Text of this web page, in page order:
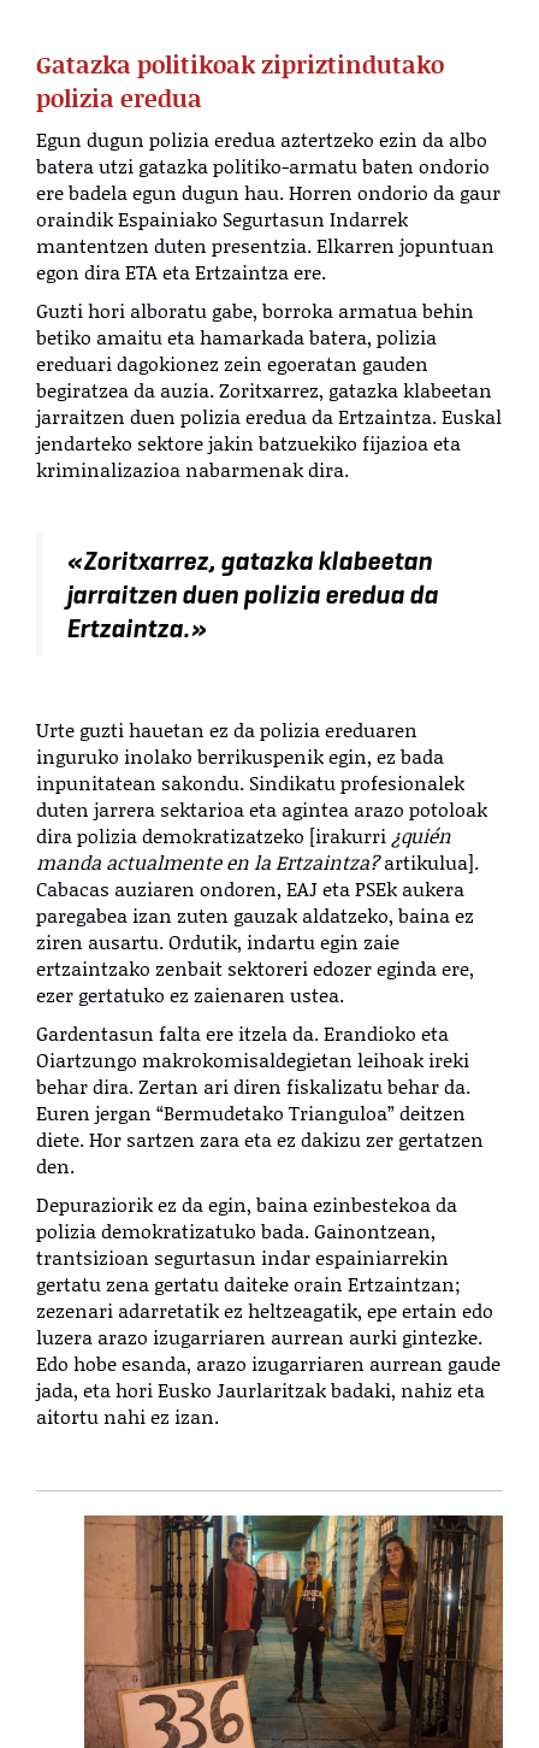
Gatazka politikoak zipriztindutako
polizia eredua
Egun dugun polizia eredua aztertzeko ezin da albo
batera utzi gatazka politiko-armatu baten ondorio
ere badela egun dugun hau. Horren ondorio da gaur
oraindik Espainiako Segurtasun Indarrek
mantentzen duten presentzia. Elkarren jopuntuan
egon dira ETA eta Ertzaintza ere.
Guzti hori alboratu gabe, borroka armatua behin
betiko amaitu eta hamarkada batera, polizia
ereduari dagokionez zein egoeratan gauden
begiratzea da auzia. Zoritxarrez, gatazka klabeetan
jarraitzen duen polizia eredua da Ertzaintza. Euskal
jendarteko sektore jakin batzuekiko fijazioa eta
kriminalizazioa nabarmenak dira.
«Zoritxarrez, gatazka klabeetan
jarraitzen duen polizia eredua da
Ertzaintza.»
Urte guzti hauetan ez da polizia ereduaren
inguruko inolako berrikuspenik egin, ez bada
inpunitatean sakondu. Sindikatu profesionalek
duten jarrera sektarioa eta agintea arazo potoloak
dira polizia demokratizatzeko [irakurri ¿quién
manda actualmente en la Ertzaintza?artikulua].
Cabacas auziaren ondoren, EAJ eta PSEk aukera
paregabea izan zuten gauzak aldatzeko, baina ez
ziren ausartu. Ordutik, indartu egin zaie
ertzaintzako zenbait sektoreri edozer eginda ere,
ezer gertatuko ez zaienaren ustea.
Gardentasun falta ere itzela da. Erandioko eta
Oiartzungo makrokomisaldegietan leihoak ireki
behar dira. Zertan ari diren fiskalizatu behar da.
Euren jergan “Bermudetako Trianguloa” deitzen
diete. Hor sartzen zara eta ez dakizu zer gertatzen
den.
Depuraziorik ez da egin, baina ezinbestekoa da
polizia demokratizatuko bada. Gainontzean,
trantsizioan segurtasun indar espainiarrekin
gertatu zena gertatu daiteke orain Ertzaintzan;
zezenari adarretatik ez heltzeagatik, epe ertain edo
luzera arazo izugarriaren aurrean aurki gintezke.
Edo hobe esanda, arazo izugarriaren aurrean gaude
jada, eta hori Eusko Jaurlaritzak badaki, nahiz eta
aitortu nahi ez izan.